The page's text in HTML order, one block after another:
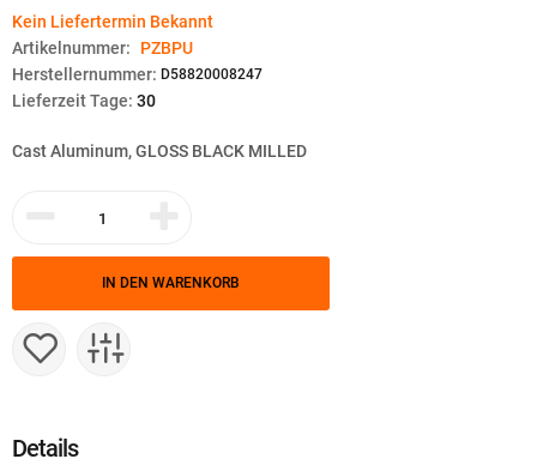
Kein Liefertermin Bekannt
Artikelnummer:
PZBPU
Herstellernummer: D58820008247
Lieferzeit Tage: 30
Cast Aluminum, GLOSS BLACK MILLED
IN DEN WARENKORB
Details